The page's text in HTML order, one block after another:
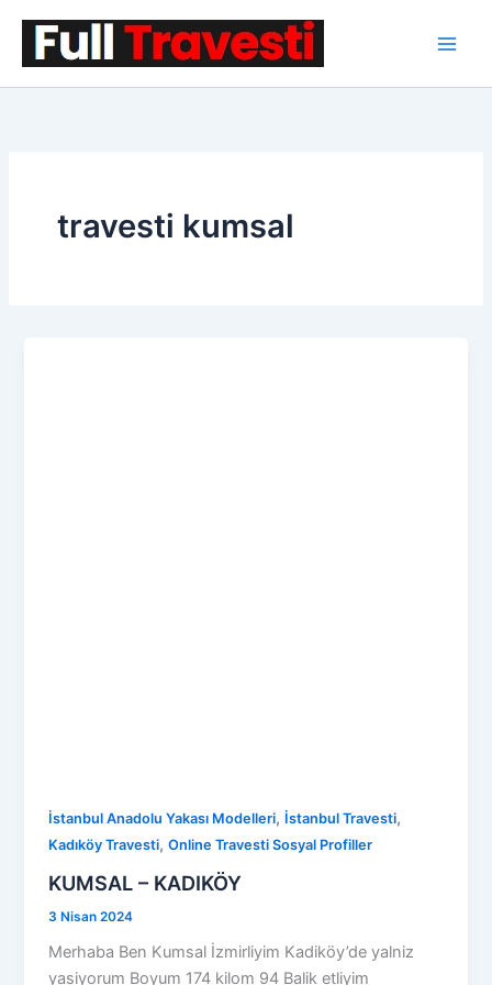
travesti kumsal
İstanbul Anadolu Yakası Modelleri, İstanbul Travesti,
Kadıköy Travesti,Online Travesti Sosyal Profiller
KUMSAL – KADIKÖY
3 Nisan 2024
Merhaba Ben Kumsal İzmirliyim Kadiköy’de yalniz
yasiyorum Boyum 174 kilom 94 Balik etliyim